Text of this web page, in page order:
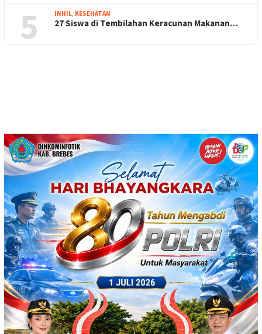
5 INHIL, KESEHATAN
27 Siswa di Tembilahan Keracunan Makanan…